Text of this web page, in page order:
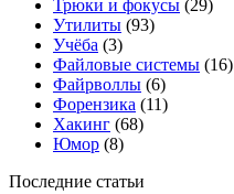
Трюки и фокусы (29)
Утилиты (93)
Учёба (3)
Файловые системы (16)
Файрволлы (6)
Форензика (11)
Хакинг (68)
Юмор (8)
Последние статьи